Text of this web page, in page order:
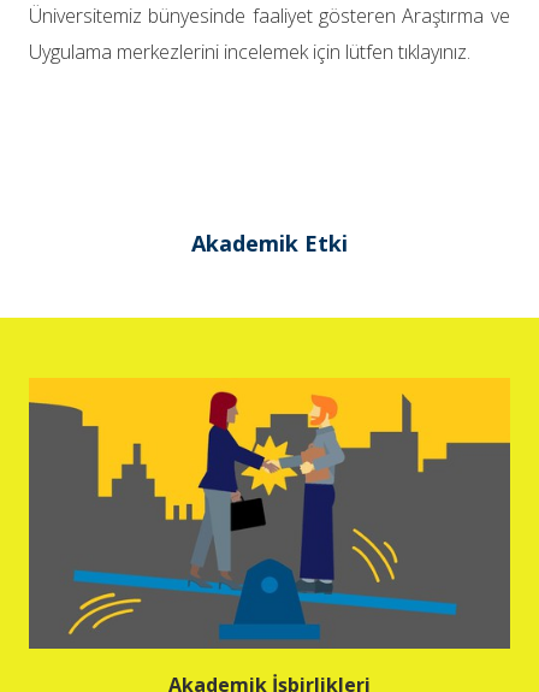
Üniversitemiz bünyesinde faaliyet gösteren Araştırma ve
Uygulama merkezlerini incelemek için lütfen tıklayınız.
Akademik Etki
Akademik İşbirlikleri